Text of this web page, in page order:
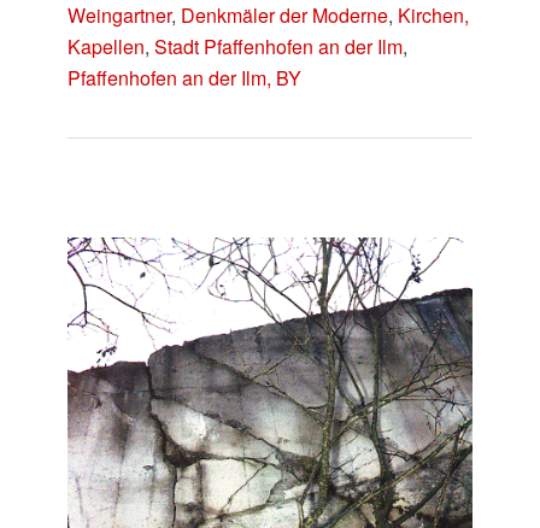
Weingartner, Denkmäler der Moderne, Kirchen,
Kapellen,Stadt Pfaffenhofen an der Ilm,
Pfaffenhofen an der Ilm, BY